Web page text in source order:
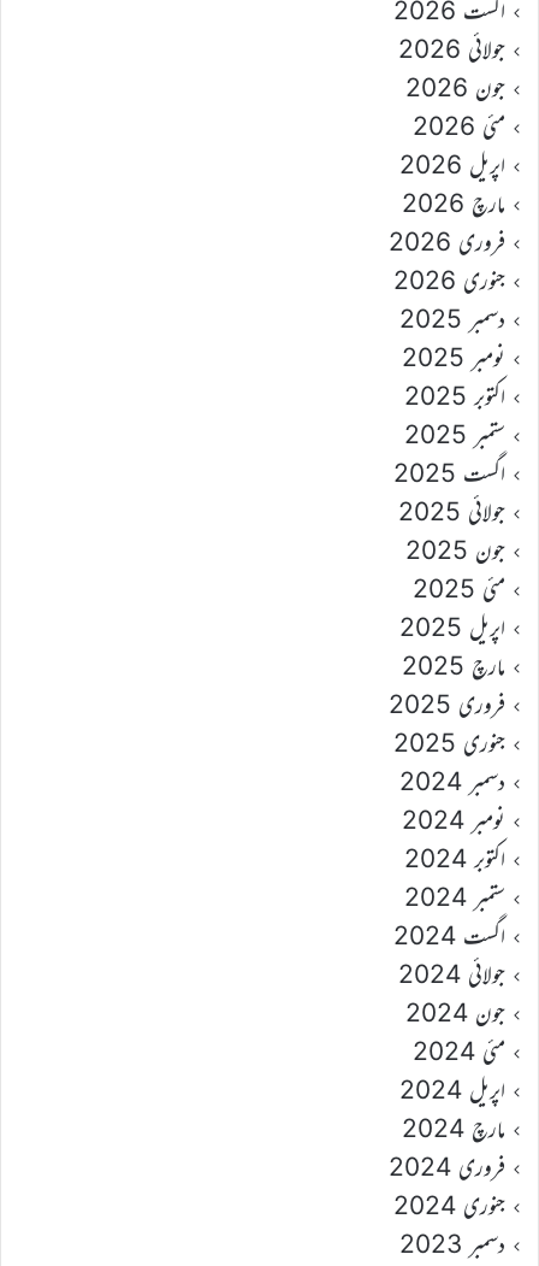
اگست 2026
جولائی 2026
جون 2026
مئی 2026
اپریل 2026
مارچ 2026
فروری 2026
جنوری 2026
دسمبر 2025
نومبر 2025
اکتوبر 2025
ستمبر 2025
اگست 2025
جولائی 2025
جون 2025
مئی 2025
اپریل 2025
مارچ 2025
فروری 2025
جنوری 2025
دسمبر 2024
نومبر 2024
اکتوبر 2024
ستمبر 2024
اگست 2024
جولائی 2024
جون 2024
مئی 2024
اپریل 2024
مارچ 2024
فروری 2024
جنوری 2024
دسمبر 2023